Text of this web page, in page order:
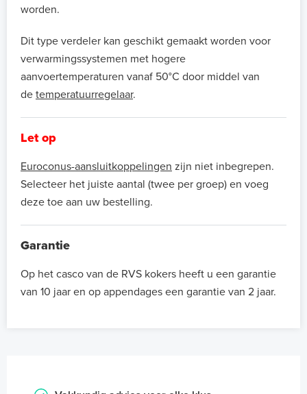
worden.
Dit type verdeler kan geschikt gemaakt worden voor
verwarmingssystemen met hogere
aanvoertemperaturen vanaf 50°C door middel van
de temperatuurregelaar.
Let op
Euroconus-aansluitkoppelingen zijn niet inbegrepen.
Selecteer het juiste aantal (twee per groep) en voeg
deze toe aan uw bestelling.
Garantie
Op het casco van de RVS kokers heeft u een garantie
van 10 jaar en op appendages een garantie van 2 jaar.